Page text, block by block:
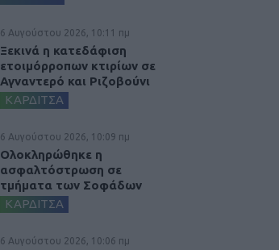
6 Αυγούστου 2026, 10:11 πμ
Ξεκινά η κατεδάφιση
ετοιμόρροπων κτιρίων σε
Αγναντερό και Ριζοβούνι
ΚΑΡΔΙΤΣΑ
6 Αυγούστου 2026, 10:09 πμ
Ολοκληρώθηκε η
ασφαλτόστρωση σε
τμήματα των Σοφάδων
ΚΑΡΔΙΤΣΑ
6 Αυγούστου 2026, 10:06 πμ